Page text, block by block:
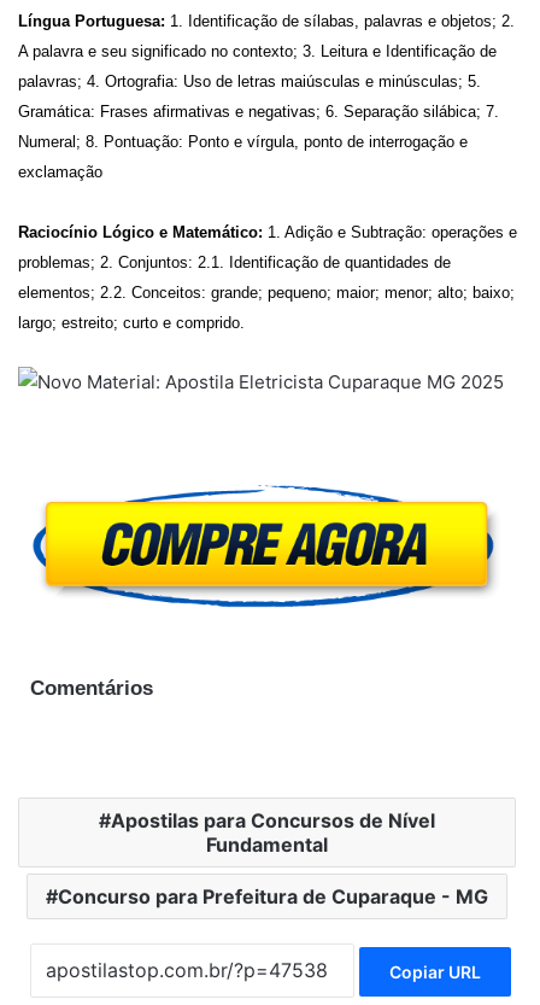
Língua Portuguesa: 1. Identificação de sílabas, palavras e objetos; 2.
A palavra e seu significado no contexto; 3. Leitura e Identificação de
palavras; 4. Ortografia: Uso de letras maiúsculas e minúsculas; 5.
Gramática: Frases afirmativas e negativas; 6. Separação silábica; 7.
Numeral; 8. Pontuação: Ponto e vírgula, ponto de interrogação e
exclamação
Raciocínio Lógico e Matemático: 1. Adição e Subtração: operações e
problemas; 2. Conjuntos: 2.1. Identificação de quantidades de
elementos; 2.2. Conceitos: grande; pequeno; maior; menor; alto; baixo;
largo; estreito; curto e comprido.
Comentários
Apostilas para Concursos de Nível
Fundamental
Concurso para Prefeitura de Cuparaque - MG
Copiar URL